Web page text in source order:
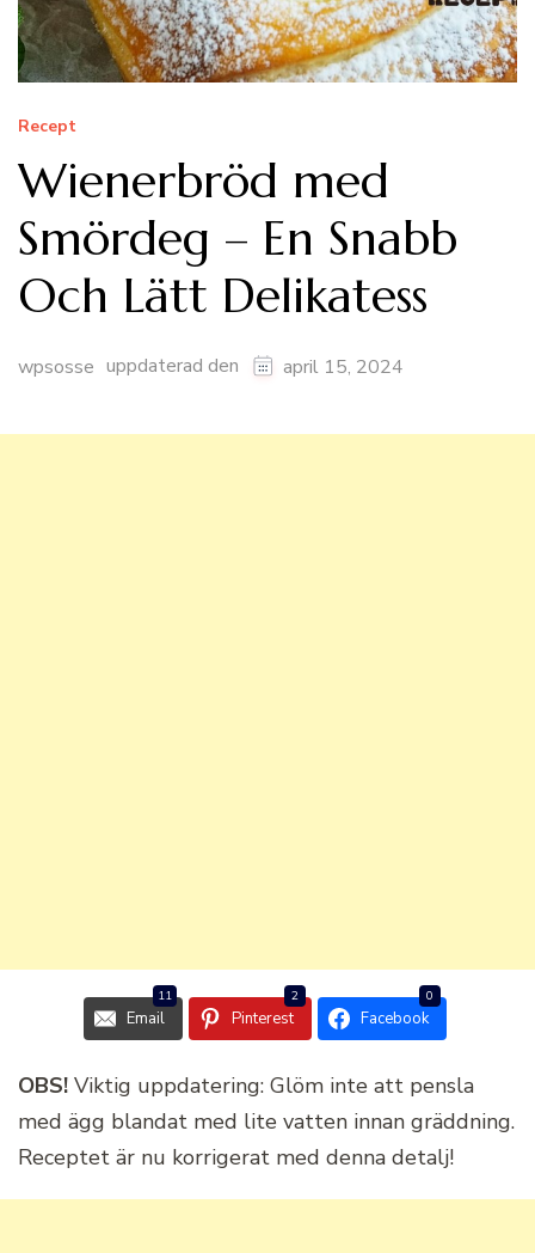
Recept
Wienerbröd med
Smördeg – En Snabb
Och Lätt Delikatess
wpsosse uppdaterad den april 15, 2024
11
Email
2
Pinterest
0
Facebook
OBS! Viktig uppdatering: Glöm inte att pensla
med ägg blandat med lite vatten innan gräddning.
Receptet är nu korrigerat med denna detalj!